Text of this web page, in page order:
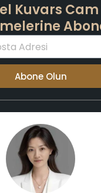
Kuvars
Abone Olun